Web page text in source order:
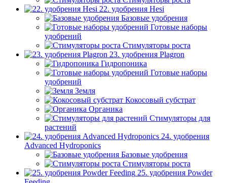
22. удобрения Hesi
Базовые удобрения
Готовые наборы
удобрений
Стимуляторы роста
23. удобрения Plagron
Гидропоника
Готовые наборы
удобрений
Земля
Кокосовый субстрат
Органика
Стимуляторы для
растений
24. удобрения
Advanced Hydroponics
Базовые удобрения
Стимуляторы роста
25. удобрения Powder